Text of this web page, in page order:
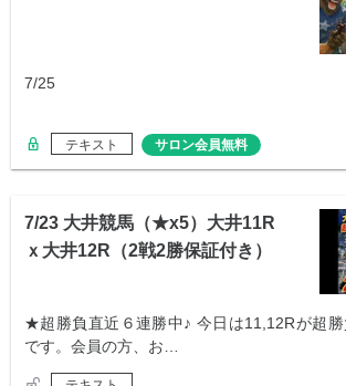
7/25
テキスト サロン会員無料
7/23 大井競馬（★x5）大井11R
ｘ大井12R（2戦2勝保証付き）
★超勝負直近６連勝中♪ 今日は11,12Rが超勝
です。会員の方、お…